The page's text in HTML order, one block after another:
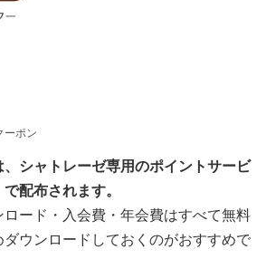
ーポン
シャトレーゼ専用のポイントサービ
で配布されます。
ロード・入会費・年会費はすべて無料
ウンロードしておくのがおすすめで